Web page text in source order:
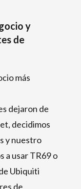
y
de
más
dejaron de
decidimos
y nuestro
a usar TR69 o
Ubiquiti
de